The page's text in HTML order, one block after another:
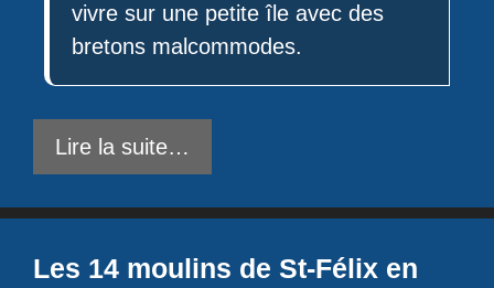
vivre sur une petite île avec des
bretons malcommodes.
Lire la suite…
Les 14 moulins de St-Félix en